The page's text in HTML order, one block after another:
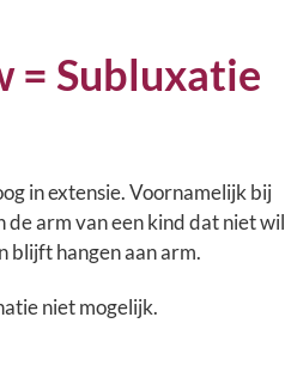
= Subluxatie
in extensie. Voornamelijk bij
de arm van een kind dat niet wil
blijft hangen aan arm.
niet mogelijk.